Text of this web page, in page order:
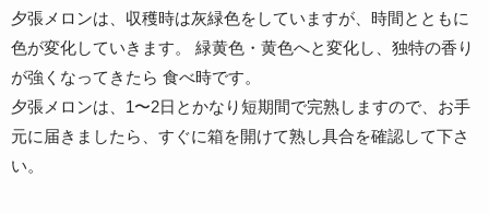
夕張メロンは、収穫時は灰緑色をしていますが、時間とともに
色が変化していきます。 緑黄色・黄色へと変化し、独特の香り
が強くなってきたら 食べ時です。
夕張メロンは、1〜2日とかなり短期間で完熟しますので、お手
元に届きましたら、すぐに箱を開けて熟し具合を確認して下さ
い。